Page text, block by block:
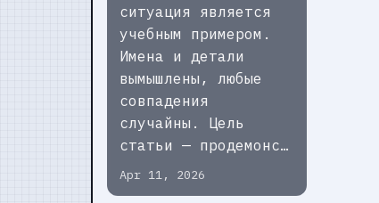
ситуация является
учебным примером.
Имена и детали
вымышлены, любые
совпадения
случайны. Цель
статьи — продемонс…
Apr 11, 2026